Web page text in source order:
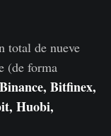
total de nueve
(de forma
Binance, Bitfinex,
Huobi,